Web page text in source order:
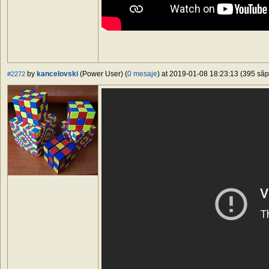
#2272 by kancelovski (Power User) (0 mesaje) at 2019-01-08 18:23:13 (395